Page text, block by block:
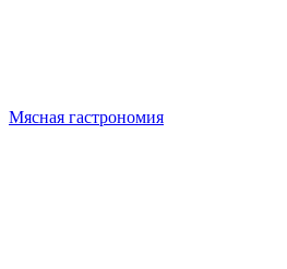
Мясная гастрономия